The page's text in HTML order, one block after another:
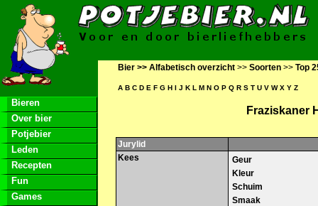
Bieren
Over bier
Potjebier
Leden
Recepten
Fun
Games
Bier >> Alfabetisch overzicht >> Soorten >> Top
A B C D E F G H I J K L M N O P Q R S T U V W X Y Z
Fraziskaner
Jurylid
Kees
Geur
Kleur
Schuim
Smaak